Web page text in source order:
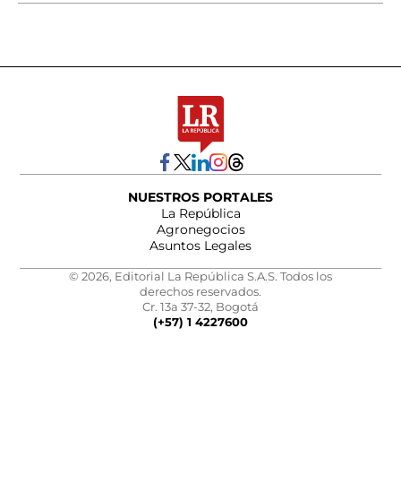
NUESTROS PORTALES
La República
Agronegocios
Asuntos Legales
© 2026, Editorial La República S.A.S. Todos los
derechos reservados.
Cr. 13a 37-32, Bogotá
(+57) 1 4227600